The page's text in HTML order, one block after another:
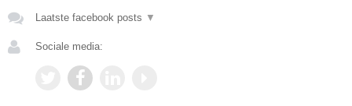
Laatste facebook posts ▼
Sociale media: